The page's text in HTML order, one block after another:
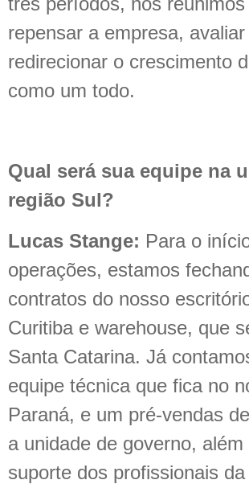
repensar a empresa,
redirecionar o crescimento
como um todo.
Qual será sua equipe na
região Sul?
Lucas Stange: Para o
operações, estamos
contratos do nosso
Curitiba e warehouse, que
Santa Catarina. Já
equipe técnica que fica no
Paraná, e um pré-vendas
a unidade de governo,
suporte dos profissionais